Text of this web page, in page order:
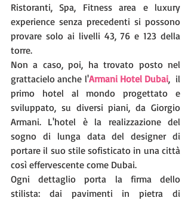
Ristoranti, Spa, Fitness area e luxury
experience senza precedenti si possono
provare solo ai livelli 43, 76 e 123 della
torre.
Non a caso, poi, ha trovato posto nel
grattacielo anche l'Armani Hotel Dubai,  il
primo hotel al mondo progettato e
sviluppato, su diversi piani, da Giorgio
Armani. L'hotel è la realizzazione del
sogno di lunga data del designer di
portare il suo stile sofisticato in una città
così effervescente come Dubai.
Ogni dettaglio porta la firma dello
stilista: dai pavimenti in pietra di